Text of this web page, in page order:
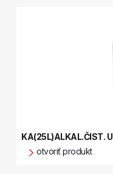
KA(25L)ALKAL.ČIST.
otvoriť produkt